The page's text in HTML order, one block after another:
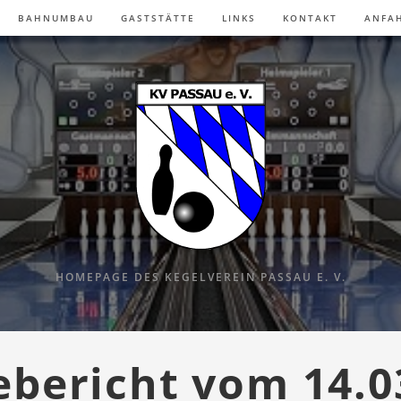
BAHNUMBAU GASTSTÄTTE LINKS KONTAKT
HOMEPAGE DES KEGELVEREIN PASSAU E. V.
vom